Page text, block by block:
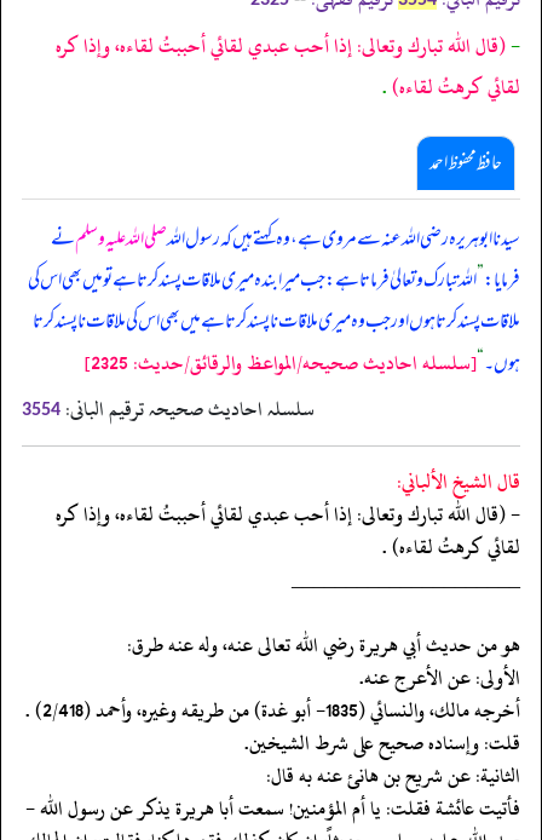
-(قال الله تبارك وتعالى: إذا أحب عبدي لقائي أحببتُ لقاءه، وإذا كره
لقائي كرهتُ لقاءه).
حافظ محفوظ احمد
سیدنا ابوہریرہ رضی اللہ عنہ سے مروی ہے، وہ کہتے ہیں کہ رسول اللہصلی اللہ علیہ وسلمنے
فرمایا:”اللہ تبارک و تعالیٰ فرماتا ہے: جب میرا بندہ میری ملاقات پسند کرتا ہے تو میں بھی اس کی
ملاقات پسند کرتا ہوں اور جب وہ میری ملاقات ناپسند کرتا ہے میں بھی اس کی ملاقات نا پسند کرتا
ہوں۔“[سلسله احاديث صحيحه/المواعظ والرقائق/حدیث: 2325]
سلسلہ احادیث صحیحہ ترقیم البانی: 3554
قال الشيخ الألباني:
- (قال الله تبارك وتعالى: إذا أحب عبدي لقائي أحببتُ لقاءه، وإذا كره
لقائي كرهتُ لقاءه) .
‏‏‏‏_____________________
‏‏‏‏هو من حديث أبي هريرة رضي الله تعالى عنه، وله عنه طرق:
‏‏‏‏الأولى: عن الأعرج عنه.
‏‏‏‏أخرجه مالك، والنسائي (1835- أبو غدة) من طريقه وغيره، وأحمد (2/418) .
‏‏‏‏قلت: وإسناده صحيح على شرط الشيخين.
‏‏‏‏الثانية: عن شريح بن هانئ عنه به قال:
‏‏‏‏فأتيت عائشة فقلت: يا أم المؤمنين! سمعت أبا هريرة يذكر عن رسول الله -